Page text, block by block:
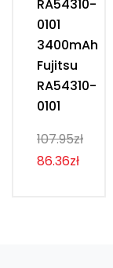
RA54310-
0101
3400mAh
Fujitsu
RA54310-
0101
107.95zł
86.36zł